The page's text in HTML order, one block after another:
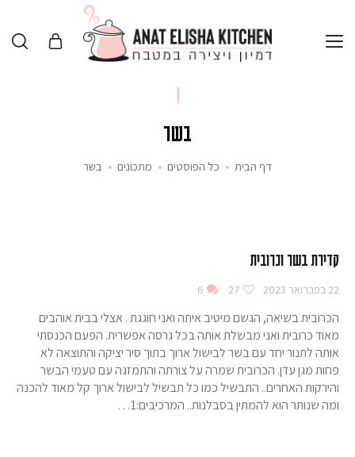
בשר
דף הבית כל הפוסטים מתכונים בשר
קדירת בשר וכרובית
22 בפברואר 2023 27
6
הכרובית בשיאה, הגשם מיטיב איתה ואני חוגגת . אצלי בבית אוהבים
מאוד כרובית ואני מבשלת אותה בכל גרסה אפשרית. הפעם הכנסתי
אותה לתנור יחד עם בשר לבישול ארוך בתוך סיר יציקה והתוצאה לא
פחות מגן עדן. הכרובית שמרה על צורתה והתמזגה עם טעמי הבשר
והירקות האחרים.. התבשיל כמו כל תבשיל לבישול ארוך קל מאוד להכנה
ומה שנותר הוא להמתין בסבלנות.. המרכיבים:1…